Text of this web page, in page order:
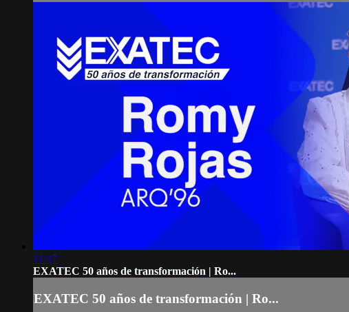
11:37
EXATEC 50 años de transformación | Ro...
EXATEC 50 años de transformación | Ro...